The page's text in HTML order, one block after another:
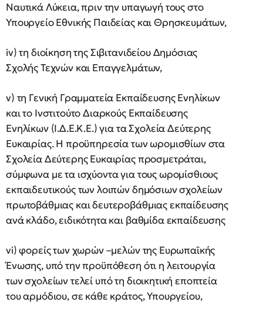
Ναυτικά Λύκεια, πριν την υπαγωγή τους στο
Υπουργείο Εθνικής Παιδείας και Θρησκευμάτων,
iv) τη διοίκηση της Σιβιτανιδείου Δημόσιας
Σχολής Τεχνών και Επαγγελμάτων,
v) τη Γενική Γραμματεία Εκπαίδευσης Ενηλίκων
και το Ινστιτούτο Διαρκούς Εκπαίδευσης
Ενηλίκων (Ι.Δ.Ε.Κ.Ε.) για τα Σχολεία Δεύτερης
Ευκαιρίας. Η προϋπηρεσία των ωρομισθίων στα
Σχολεία Δεύτερης Ευκαιρίας προσμετράται,
σύμφωνα με τα ισχύοντα για τους ωρομίσθιους
εκπαιδευτικούς των λοιπών δημόσιων σχολείων
πρωτοβάθμιας και δευτεροβάθμιας εκπαίδευσης
ανά κλάδο, ειδικότητα και βαθμίδα εκπαίδευσης
vi) φορείς των χωρών –μελών της Ευρωπαϊκής
Ένωσης, υπό την προϋπόθεση ότι η λειτουργία
των σχολείων τελεί υπό τη διοικητική εποπτεία
του αρμόδιου, σε κάθε κράτος, Υπουργείου,